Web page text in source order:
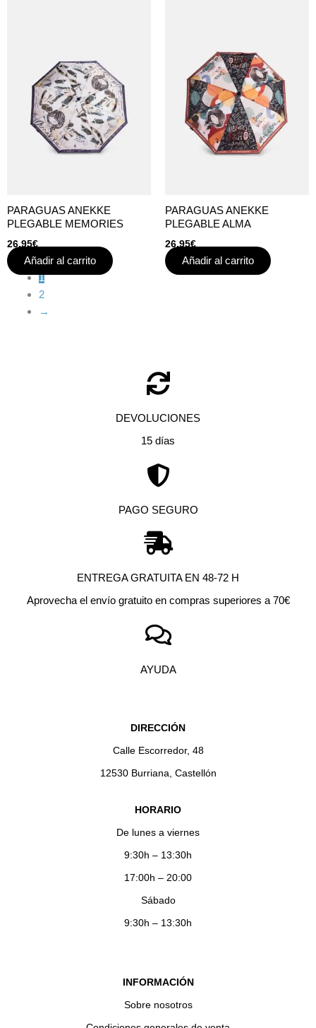
PARAGUAS ANEKKE
PLEGABLE MEMORIES
26,95€
Añadir al carrito
PARAGUAS ANEKKE
PLEGABLE ALMA
26,95€
Añadir al carrito
1
2
→
DEVOLUCIONES
15 días
PAGO SEGURO
ENTREGA GRATUITA EN 48-72 H
Aprovecha el envío gratuito en compras superiores a 70€
AYUDA
DIRECCIÓN
Calle Escorredor, 48
12530 Burriana, Castellón
HORARIO
De lunes a viernes
9:30h – 13:30h
17:00h – 20:00
Sábado
9:30h – 13:30h
INFORMACIÓN
Sobre nosotros